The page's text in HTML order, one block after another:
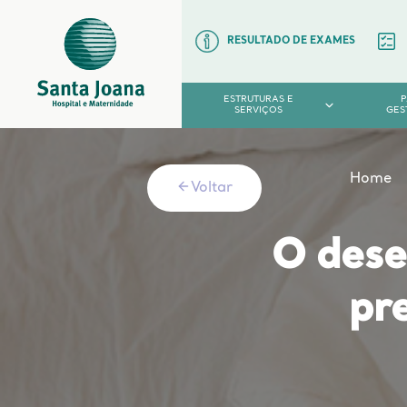
RESULTADO DE EXAMES
ESTRUTURAS E
SERVIÇOS
Voltar
Home
O